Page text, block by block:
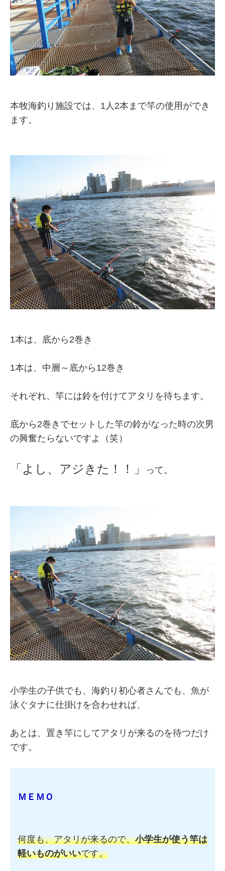
本牧海釣り施設では、1人2本まで竿の使用ができ
ます。
1本は、底から2巻き
1本は、中層～底から12巻き
それぞれ、竿には鈴を付けてアタリを待ちます。
底から2巻きでセットした竿の鈴がなった時の次男
の興奮たらないですよ（笑）
「よし、アジきた！！」 って。
小学生の子供でも、海釣り初心者さんでも、魚が
泳ぐタナに仕掛けを合わせれば、
あとは、置き竿にしてアタリが来るのを待つだけ
です。
ＭＥＭＯ
何度も、アタリが来るので、小学生が使う竿は
軽いものがいいです。